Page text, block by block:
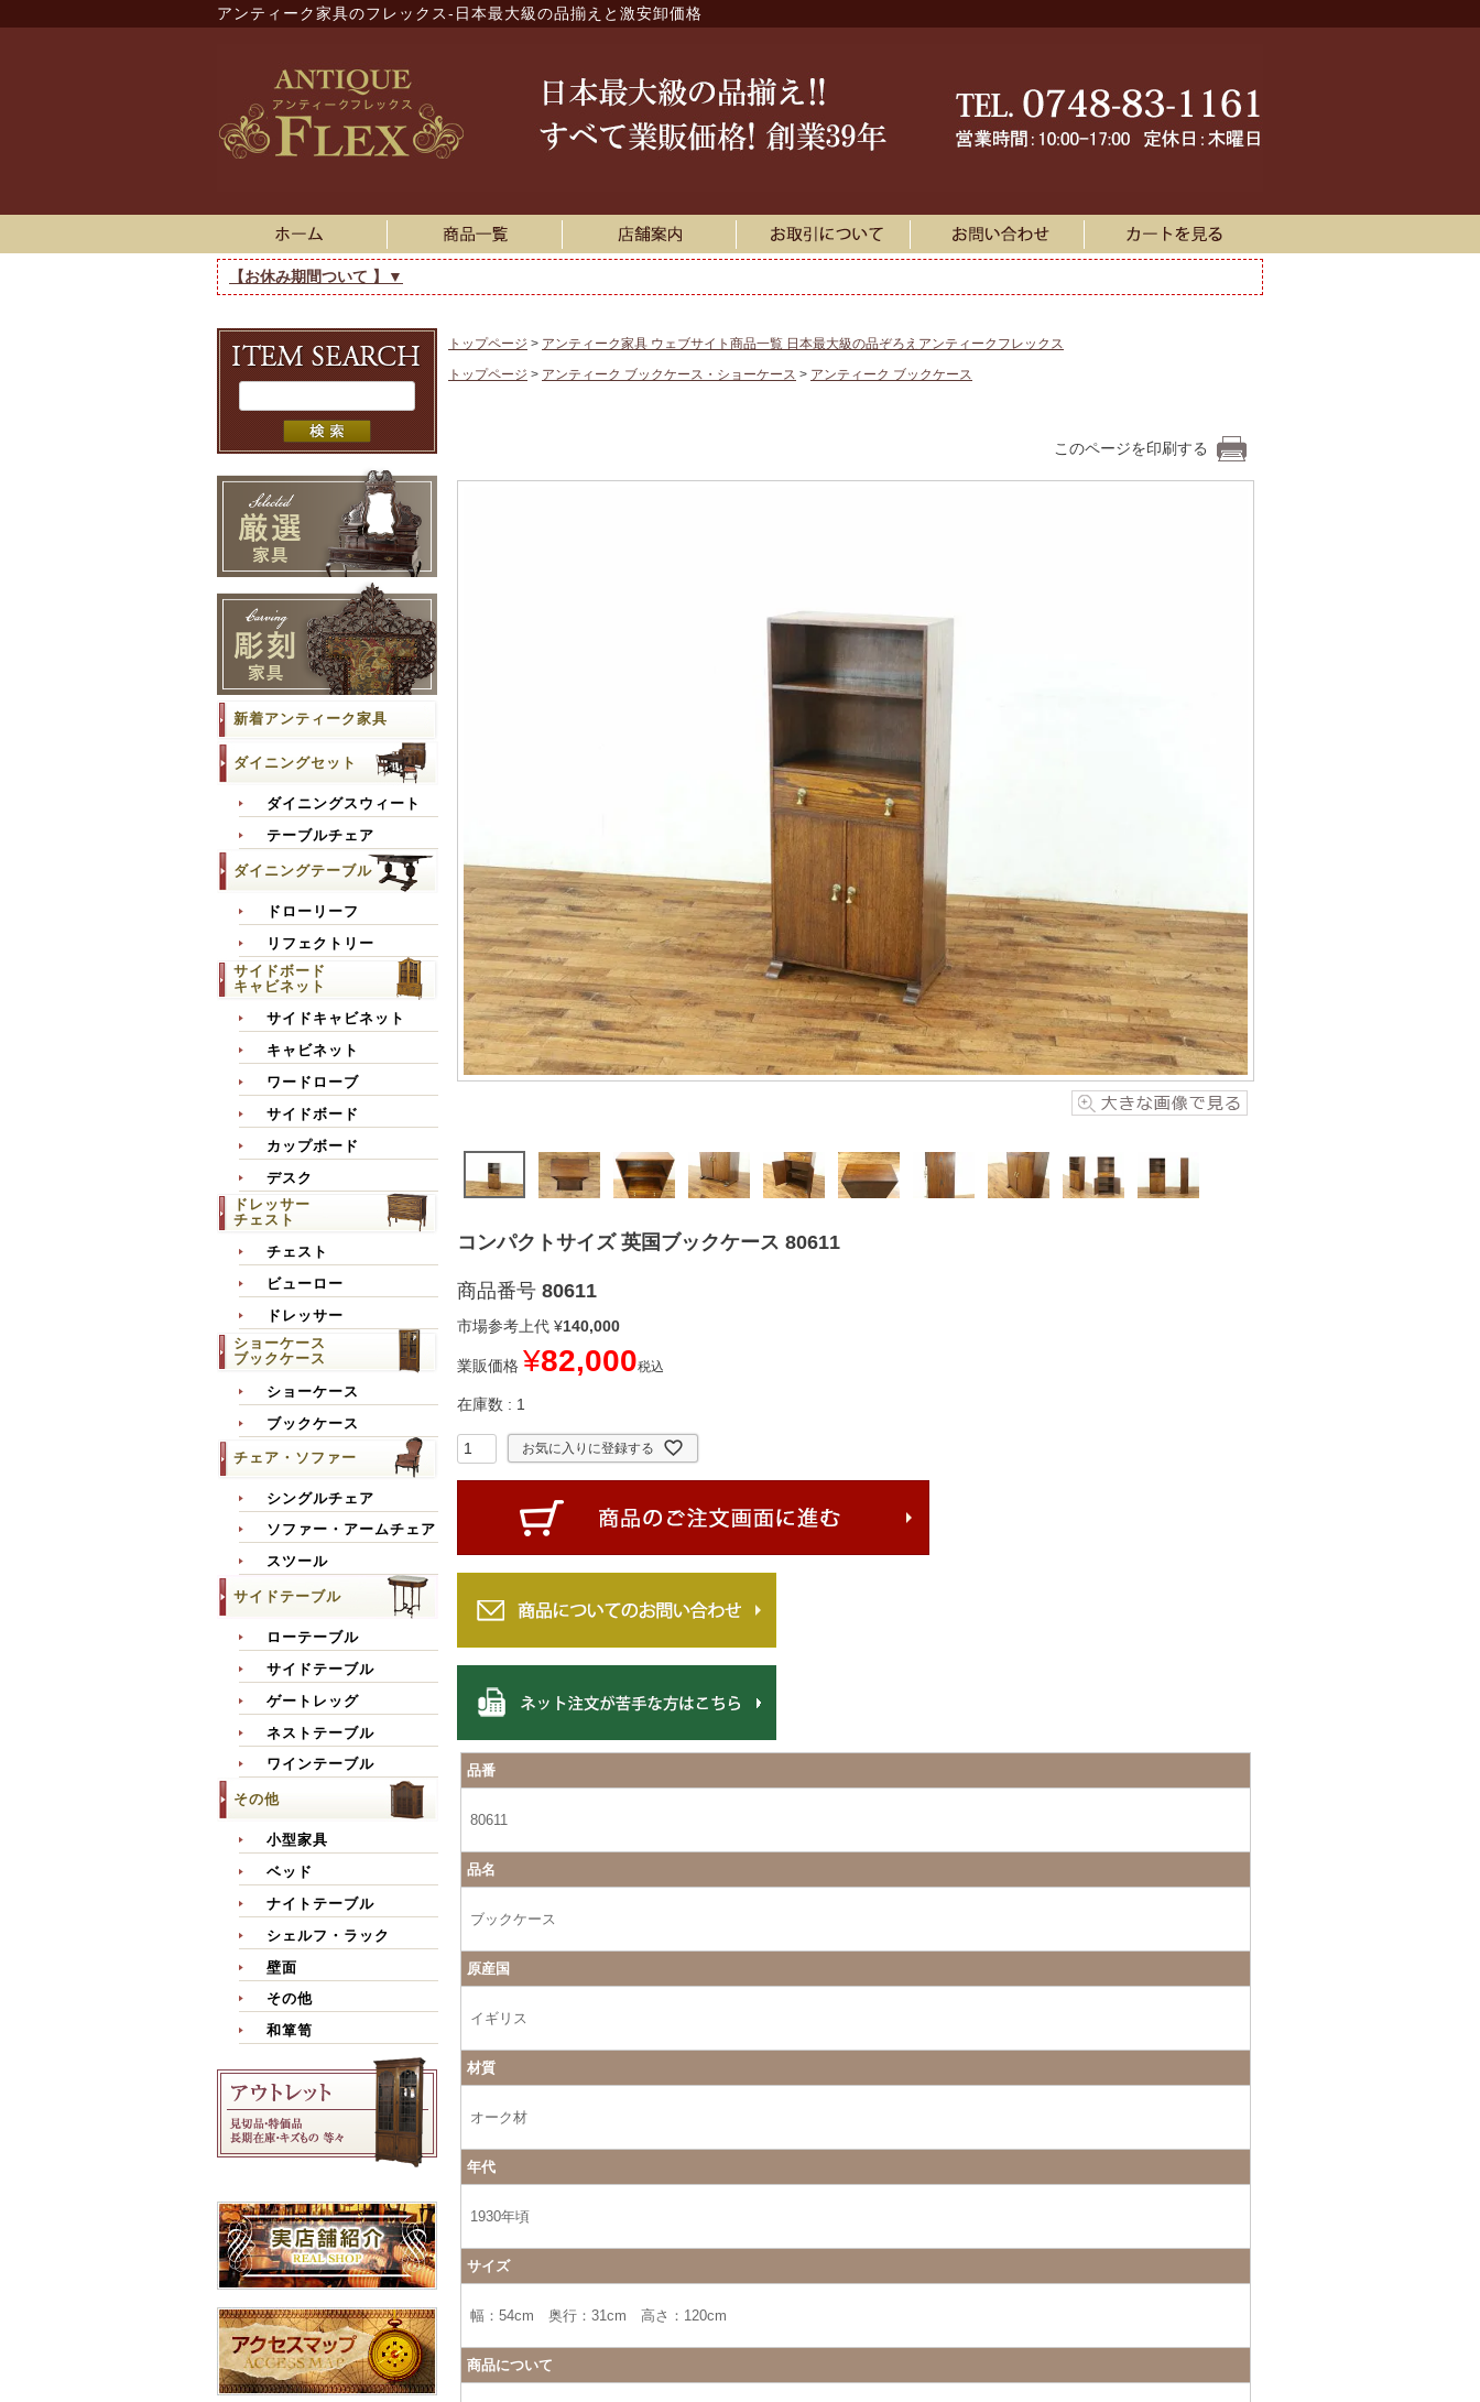
アンティーク家具のフレックス-日本最大級の品揃えと激安卸価格
【お休み期間ついて 】▼
新着アンティーク家具
ダイニングセット
ダイニングスウィート
テーブルチェア
ダイニングテーブル
ドローリーフ
リフェクトリー
サイドボード
キャビネット
サイドキャビネット
キャビネット
ワードローブ
サイドボード
カップボード
デスク
ドレッサー
チェスト
チェスト
ビューロー
ドレッサー
ショーケース
ブックケース
ショーケース
ブックケース
チェア・ソファー
シングルチェア
ソファー・アームチェア
スツール
サイドテーブル
ローテーブル
サイドテーブル
ゲートレッグ
ネストテーブル
ワインテーブル
その他
小型家具
ベッド
ナイトテーブル
シェルフ・ラック
壁面
その他
和箪笥
トップページ
アンティーク家具 ウェブサイト商品一覧 日本最大級の品ぞろえアンティークフレックス
トップページ
アンティーク ブックケース・ショーケース アンティーク ブックケース
このページを印刷する
コンパクトサイズ 英国ブックケース 80611
商品番号 80611
市場参考上代 ¥140,000
業販価格 ¥82,000税込
在庫数 1
お気に入りに登録する
品番
80611
品名
ブックケース
原産国
イギリス
材質
オーク材
年代
1930年頃
サイズ
幅：54cm 奥行：31cm 高さ：120cm
商品について